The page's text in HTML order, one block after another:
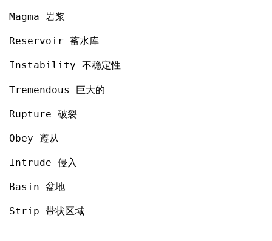
Magma 岩浆
Reservoir 蓄水库
Instability 不稳定性
Tremendous 巨大的
Rupture 破裂
Obey 遵从
Intrude 侵入
Basin 盆地
Strip 带状区域